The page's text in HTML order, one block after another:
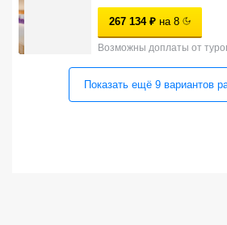
267 134 ₽ на 8
Возможны доплаты от
Показать ещё 9 вариантов
Сетевые отели Таиланда
Сетевые отели Шри Ланки
Сетевые отели Вьетнама